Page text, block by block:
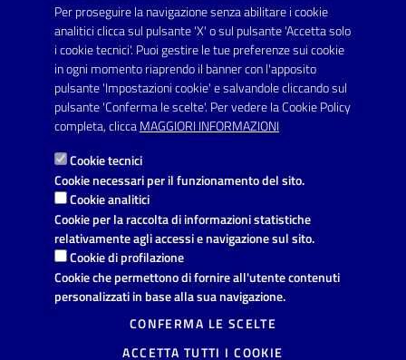
Per proseguire la navigazione senza abilitare i cookie
analitici clicca sul pulsante 'X' o sul pulsante 'Accetta solo
i cookie tecnici'. Puoi gestire le tue preferenze sui cookie
in ogni momento riaprendo il banner con l'apposito
pulsante 'Impostazioni cookie' e salvandole cliccando sul
pulsante 'Conferma le scelte'. Per vedere la Cookie Policy
completa, cliccaMAGGIORI INFORMAZIONI
Cookie tecnici
Cookie necessari per il funzionamento del sito.
Cookie analitici
Cookie per la raccolta di informazioni statistiche
relativamente agli accessi e navigazione sul sito.
Cookie di profilazione
Cookie che permettono di fornire all'utente contenuti
personalizzati in base alla sua navigazione.
CONFERMA LE SCELTE
ACCETTA TUTTI I COOKIE
protocollo.comunecarmiano@pec.rupar.puglia.it
URP - Ufficio Relazioni con il Pubblico
Link utili
Informativa privacy
Dichiarazione di accessibilità
Note legali
Domande frequenti
Richiesta di assistenza
Segnalazione disservizio
Prenotazione appuntamento